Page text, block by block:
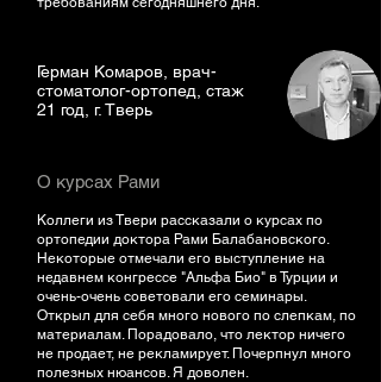
Герман Комаров, врач-
стоматолог-ортопед, стаж
21 год, г. Тверь
О курсах Рами
Коллеги из Твери рассказали о курсах по
ортопедии доктора Рами Балабановского.
Некоторые отмечали его выступление на
недавнем конгрессе "Альфа Био" в Турции и
очень-очень советовали его семинары.
Открыл для себя много нового по слепкам, по
материалам. Порадовало, что лектор ничего
не продает, не рекламирует. Почерпнул много
полезных нюансов. Я доволен.